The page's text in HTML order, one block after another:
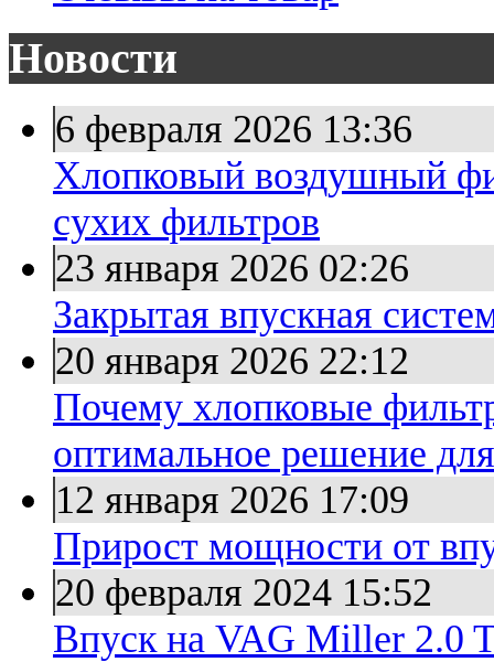
Новости
6 февраля 2026 13:36
Хлопковый воздушный
сухих фильтров
23 января 2026 02:26
Закрытая впускная
20 января 2026 22:12
Почему хлопковые
оптимальное решение
12 января 2026 17:09
Прирост мощности от
20 февраля 2024 15:52
Впуск на VAG Miller 2.0